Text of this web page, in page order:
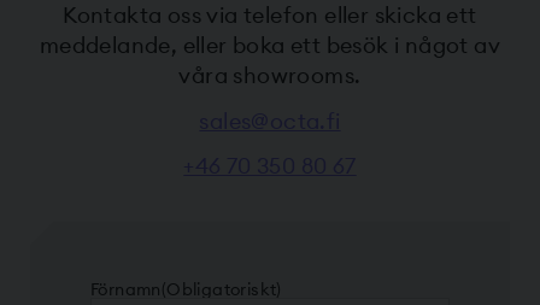
Kontakta oss via telefon eller skicka ett
meddelande, eller boka ett besök i något av
våra showrooms.
Förnamn(Obligatoriskt)